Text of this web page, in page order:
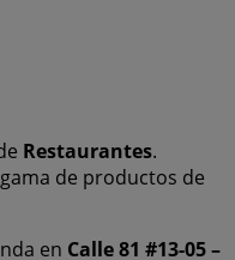
Restaurantes.
de productos de
en Calle 81 #13-05 –